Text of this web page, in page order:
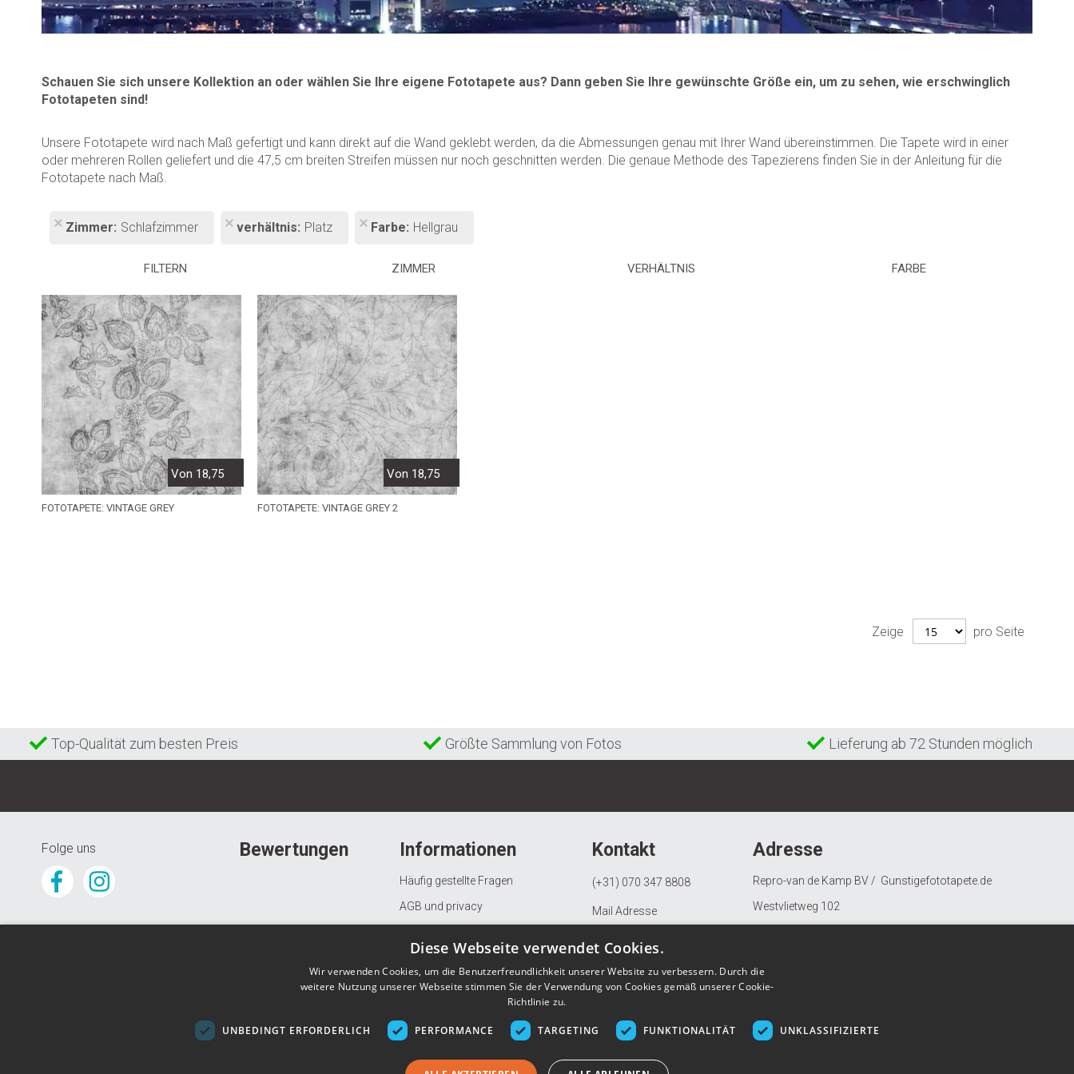
Schauen Sie sich unsere Kollektion an oder wählen Sie Ihre eigene Fototapete aus? Dann geben Sie Ihre gewünschte Größe ein, um zu sehen, wie erschwinglich
Fototapeten sind!
Unsere Fototapete wird nach Maß gefertigt und kann direkt auf die Wand geklebt werden, da die Abmessungen genau mit Ihrer Wand übereinstimmen. Die Tapete wird in einer
oder mehreren Rollen geliefert und die 47,5 cm breiten Streifen müssen nur noch geschnitten werden. Die genaue Methode des Tapezierens finden Sie in der Anleitung für die
Fototapete nach Maß.
Zimmer Schlafzimmer verhältnis Platz Farbe Hellgrau
FILTERN ZIMMER VERHÄLTNIS FARBE
Von 18,75
FOTOTAPETE: VINTAGE GREY
Von 18,75
FOTOTAPETE: VINTAGE GREY 2
Zeige pro Seite
Top-Qualität zum besten Preis Größte Sammlung von Fotos Lieferung ab 72 Stunden möglich
Folge uns Bewertungen Informationen
Häufig gestellte Fragen
AGB und privacy
Widerrufs- und Rückgaberecht
Datenschutzerklärung
Über Gunstigefototapete.de
Kontakt
(+31) 070 347 8808
Mail Adresse
KVK: 97082163
BTW: NL867903685B01
Adresse
Repro-van de Kamp BV / Gunstigefototapete.de
Westvlietweg 102
Diese Webseite verwendet Cookies.
Wir verwenden Cookies, um die Benutzerfreundlichkeit unserer Website zu verbessern. Durch die
weitere Nutzung unserer Webseite stimmen Sie der Verwendung von Cookies gemäß unserer Cookie-
Richtlinie zu.
UNBEDINGT ERFORDERLICH PERFORMANCE TARGETING FUNKTIONALITÄT UNKLASSIFIZIERTE